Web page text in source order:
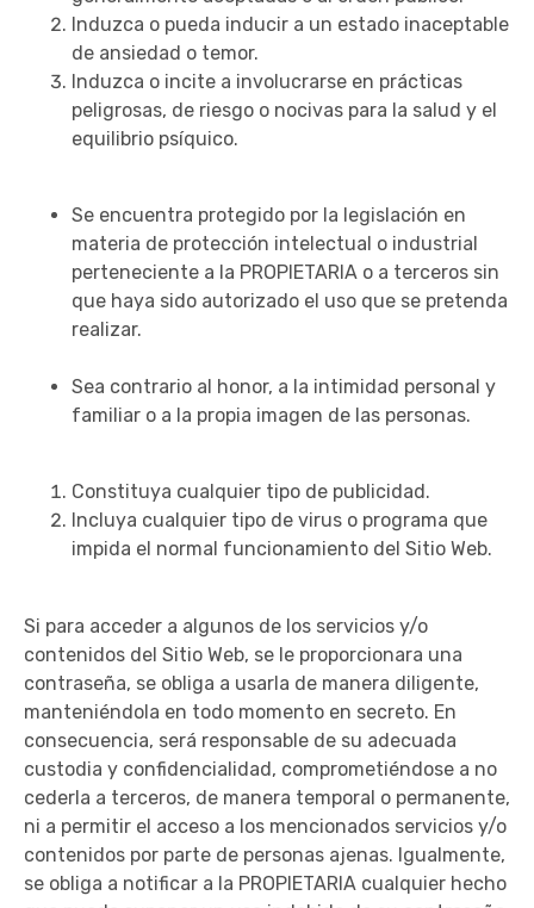
Induzca o pueda inducir a un estado inaceptable
de ansiedad o temor.
Induzca o incite a involucrarse en prácticas
peligrosas, de riesgo o nocivas para la salud y el
equilibrio psíquico.
Se encuentra protegido por la legislación en
materia de protección intelectual o industrial
perteneciente a la PROPIETARIA o a terceros sin
que haya sido autorizado el uso que se pretenda
realizar.
Sea contrario al honor, a la intimidad personal y
familiar o a la propia imagen de las personas.
Constituya cualquier tipo de publicidad.
Incluya cualquier tipo de virus o programa que
impida el normal funcionamiento del Sitio Web.
Si para acceder a algunos de los servicios y/o
contenidos del Sitio Web, se le proporcionara una
contraseña, se obliga a usarla de manera diligente,
manteniéndola en todo momento en secreto. En
consecuencia, será responsable de su adecuada
custodia y confidencialidad, comprometiéndose a no
cederla a terceros, de manera temporal o permanente,
ni a permitir el acceso a los mencionados servicios y/o
contenidos por parte de personas ajenas. Igualmente,
se obliga a notificar a la PROPIETARIA cualquier hecho